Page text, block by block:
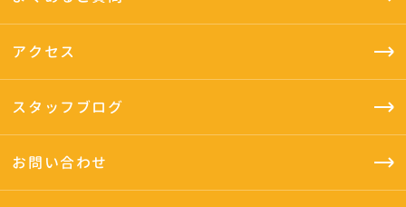
アクセス
スタッフブログ
お問い合わせ